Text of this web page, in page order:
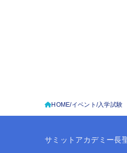
HOME イベント 入学試験
サミットアカデミー長